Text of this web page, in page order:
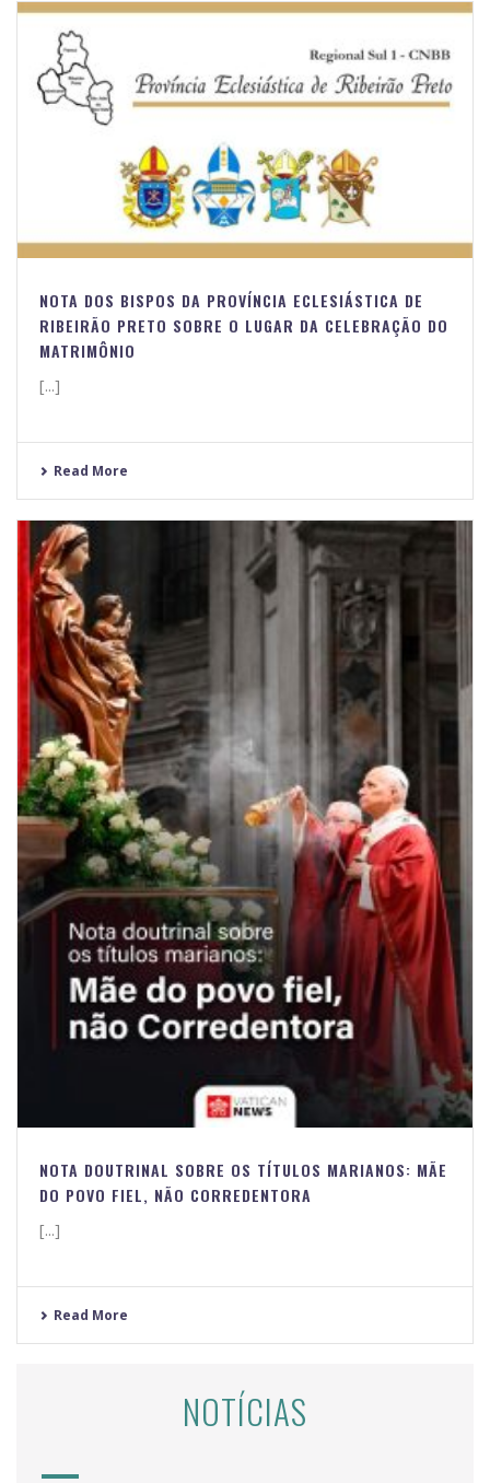
NOTA DOS BISPOS DA PROVÍNCIA ECLESIÁSTICA DE
RIBEIRÃO PRETO SOBRE O LUGAR DA CELEBRAÇÃO DO
MATRIMÔNIO
[...]
Read More
NOTA DOUTRINAL SOBRE OS TÍTULOS MARIANOS: MÃE
DO POVO FIEL, NÃO CORREDENTORA
[...]
Read More
NOTÍCIAS